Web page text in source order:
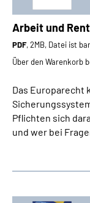
Arbeit und
PDF, 2MB, Datei ist
Über den Warenkorb
Das Europarecht
Pflichten sich
und wer bei